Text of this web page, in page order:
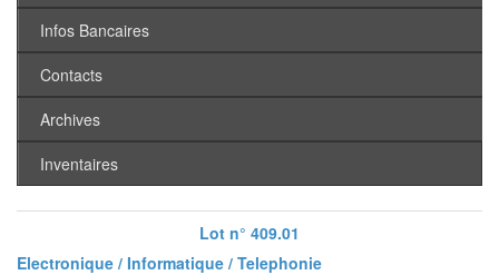
Infos Bancaires
Contacts
Archives
Inventaires
Lot n° 409.01
Electronique / Informatique / Telephonie